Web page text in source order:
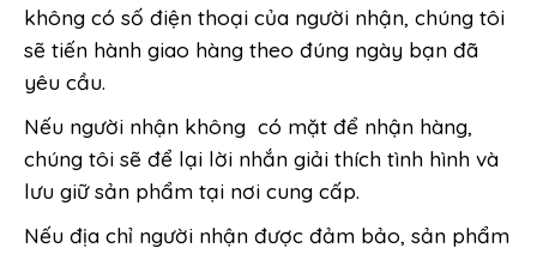
không có số điện thoại của người nhận, chúng tôi
sẽ tiến hành giao hàng theo đúng ngày bạn đã
yêu cầu.
Nếu người nhận không có mặt để nhận hàng,
chúng tôi sẽ để lại lời nhắn giải thích tình hình và
lưu giữ sản phẩm tại nơi cung cấp.
Nếu địa chỉ người nhận được đảm bảo, sản phẩm